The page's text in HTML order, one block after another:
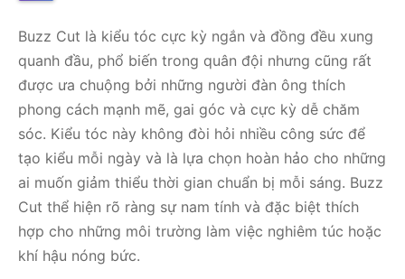
Buzz Cut là kiểu tóc cực kỳ ngắn và đồng đều xung
quanh đầu, phổ biến trong quân đội nhưng cũng rất
được ưa chuộng bởi những người đàn ông thích
phong cách mạnh mẽ, gai góc và cực kỳ dễ chăm
sóc. Kiểu tóc này không đòi hỏi nhiều công sức để
tạo kiểu mỗi ngày và là lựa chọn hoàn hảo cho những
ai muốn giảm thiểu thời gian chuẩn bị mỗi sáng. Buzz
Cut thể hiện rõ ràng sự nam tính và đặc biệt thích
hợp cho những môi trường làm việc nghiêm túc hoặc
khí hậu nóng bức.